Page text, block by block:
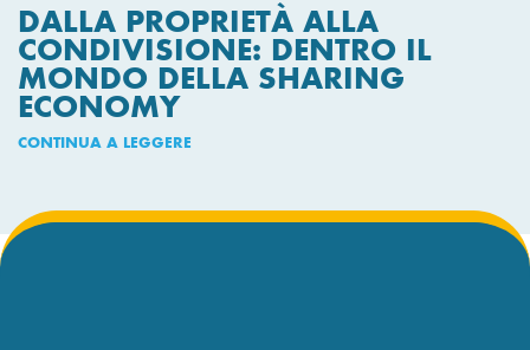
DALLA PROPRIETÀ ALLA
CONDIVISIONE: DENTRO IL
MONDO DELLA SHARING
ECONOMY
CONTINUA A LEGGERE